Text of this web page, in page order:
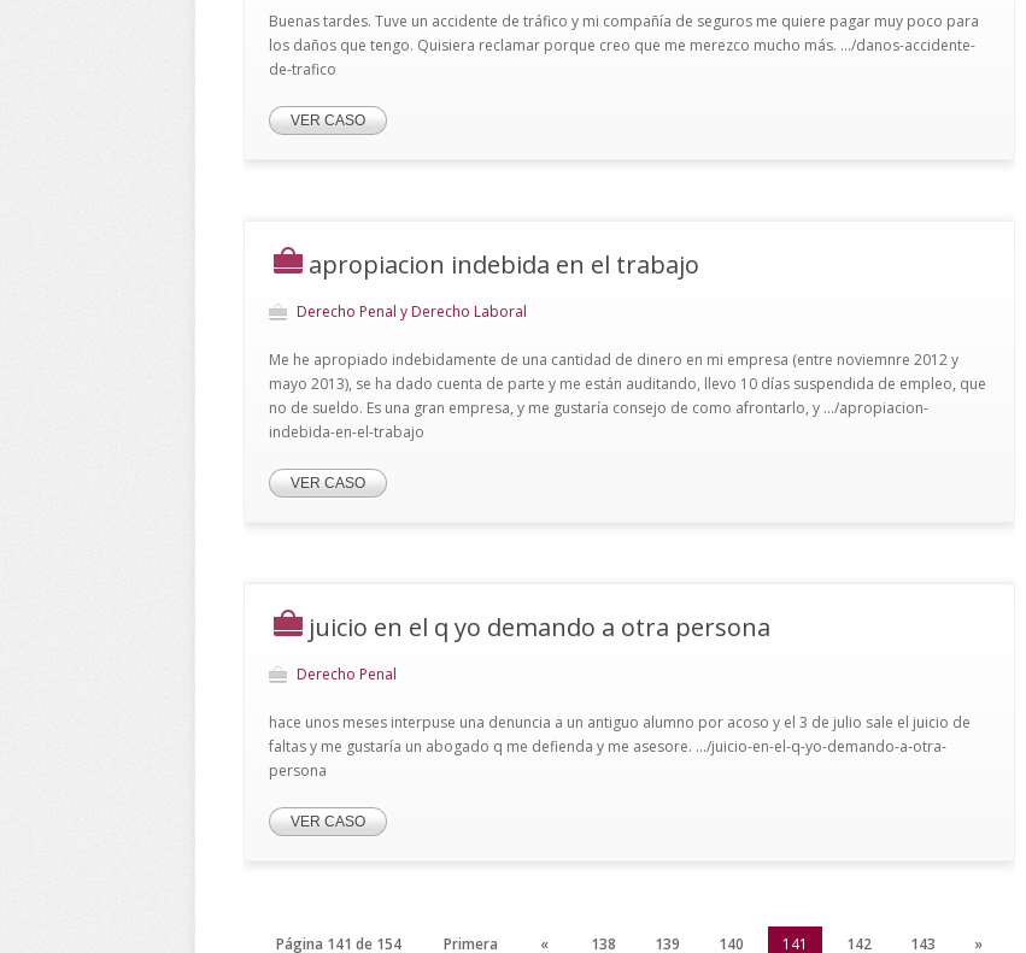
Buenas tardes. Tuve un accidente de tráfico y mi compañía de seguros me quiere pagar muy poco para
los daños que tengo. Quisiera reclamar porque creo que me merezco mucho más. .../danos-accidente-
de-trafico
VER CASO
apropiacion indebida en el trabajo
Derecho Penal y Derecho Laboral
Me he apropiado indebidamente de una cantidad de dinero en mi empresa (entre noviemnre 2012 y
mayo 2013), se ha dado cuenta de parte y me están auditando, llevo 10 días suspendida de empleo, que
no de sueldo. Es una gran empresa, y me gustaría consejo de como afrontarlo, y .../apropiacion-
indebida-en-el-trabajo
VER CASO
juicio en el q yo demando a otra persona
Derecho Penal
hace unos meses interpuse una denuncia a un antiguo alumno por acoso y el 3 de julio sale el juicio de
faltas y me gustaría un abogado q me defienda y me asesore. .../juicio-en-el-q-yo-demando-a-otra-
persona
VER CASO
Página 141 de 154 Primera « 138 139 140 141 142 143 »